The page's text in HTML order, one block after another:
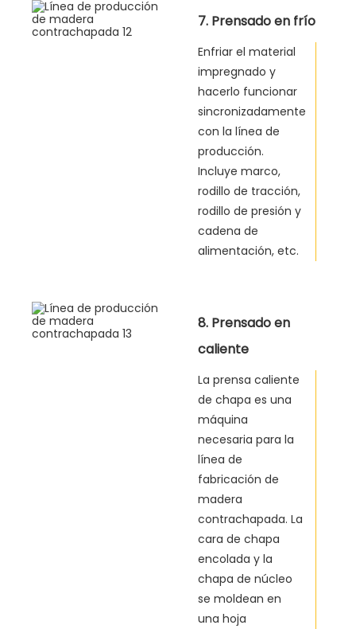
7. Prensado en frío
Enfriar el material
impregnado y
hacerlo funcionar
sincronizadamente
con la línea de
producción.
Incluye marco,
rodillo de tracción,
rodillo de presión y
cadena de
alimentación, etc.
8. Prensado en
caliente
La prensa caliente
de chapa es una
máquina
necesaria para la
línea de
fabricación de
madera
contrachapada. La
cara de chapa
encolada y la
chapa de núcleo
se moldean en
una hoja